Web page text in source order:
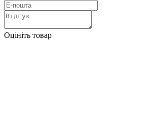
Оцініть товар